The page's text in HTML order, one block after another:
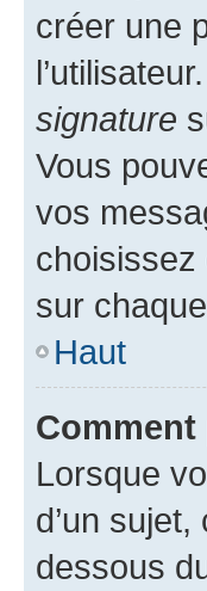
créer une
signature
Vous
vos
choisissez
sur
Haut
Lorsque
d’un
dessous